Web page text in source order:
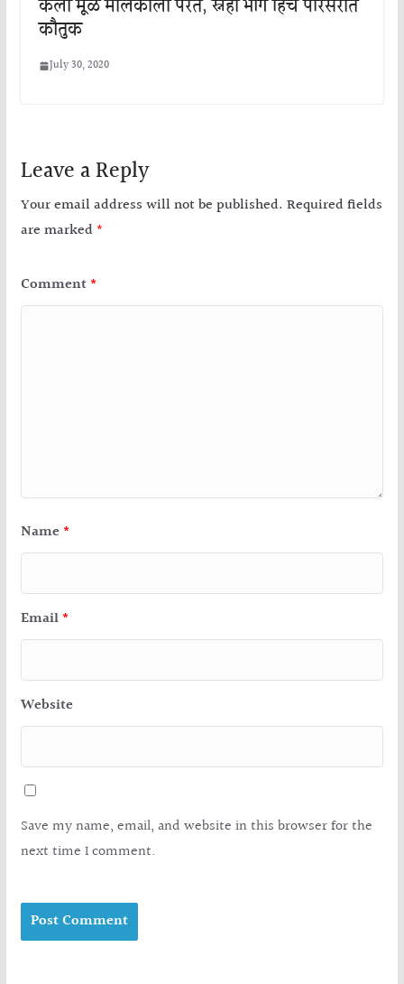
केली मूळ मालकाला परत, स्नेहा भोंग हिचे परिसरात
कौतुक
July 30, 2020
Leave a Reply
Your email address will not be published. Required fields
are marked *
Comment *
Name *
Email *
Website
Save my name, email, and website in this browser for the
next time I comment.